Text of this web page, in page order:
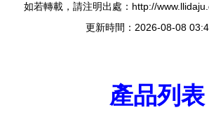
如若轉載，請注明出處：http://
更新時間：2026-08-08
產品列表